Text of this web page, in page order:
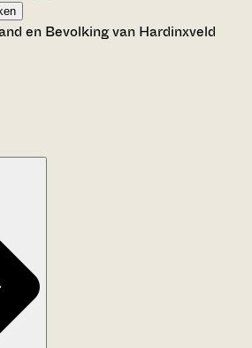
en Bevolking van Hardinxveld